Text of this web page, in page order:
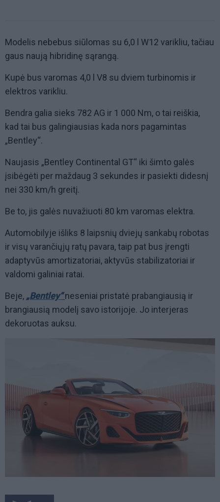
Modelis nebebus siūlomas su 6,0 l W12 varikliu, tačiau
gaus naują hibridinę sąrangą.
Kupė bus varomas 4,0 l V8 su dviem turbinomis ir
elektros varikliu.
Bendra galia sieks 782 AG ir 1 000 Nm, o tai reiškia,
kad tai bus galingiausias kada nors pagamintas
„Bentley“.
Naujasis „Bentley Continental GT“ iki šimto galės
įsibėgėti per maždaug 3 sekundes ir pasiekti didesnį
nei 330 km/h greitį.
Be to, jis galės nuvažiuoti 80 km varomas elektra.
Automobilyje išliks 8 laipsnių dviejų sankabų robotas
ir visų varančiųjų ratų pavara, taip pat bus įrengti
adaptyvūs amortizatoriai, aktyvūs stabilizatoriai ir
valdomi galiniai ratai.
Beje, „Bentley“ neseniai pristatė prabangiausią ir
brangiausią modelį savo istorijoje. Jo interjeras
dekoruotas auksu.